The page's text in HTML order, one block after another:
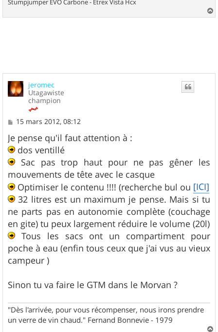
Stumpjumper EVO Carbone - Etrex Vista Hcx
a
jeromec
Utagawiste
champion
M
s
s
a
g
e
15 mars 2012, 08:12
Je pense qu'il faut attention à :
dos ventillé
Sac pas trop haut pour ne pas gêner les
mouvements de tête avec le casque
Optimiser le contenu !!!! (recherche bul ou [ICI]
32 litres est un maximum je pense. Mais si tu
ne parts pas en autonomie complète (couchage
en gite) tu peux largement réduire le volume (20l)
Tous les sacs ont un compartiment pour
poche à eau (enfin tous ceux que j'ai vus au vieux
campeur )
Sinon tu va faire le GTM dans le Morvan ?
"Dès l'arrivée, pour vous récompenser, nous irons prendre
un verre de vin chaud." Fernand Bonnevie - 1979